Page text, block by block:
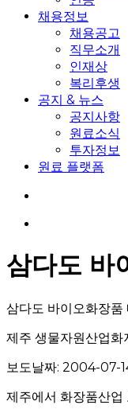
채용정보
채용공고
직무소개
인재상
복리후생
공지 & 뉴스
공지사항
원료소식
투자정보
원료 플랫폼
삼다도 바
삼다도 바이오화장품
제주 생물자원산업화
보도날짜: 2004-07-
제주에서 화장품산업